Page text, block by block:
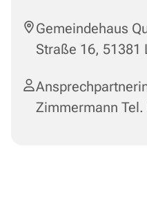
Gemeindehaus
Straße 16, 51381
Zimmermann